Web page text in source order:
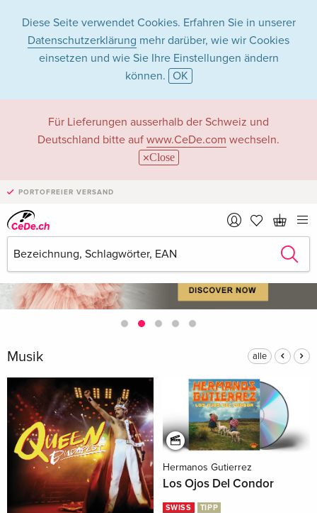
Diese Seite verwendet Cookies. Erfahren Sie in unserer
Datenschutzerklärung mehr darüber, wie wir Cookies
einsetzen und wie Sie Ihre Einstellungen ändern
können. OK
Für Lieferungen ausserhalb der Schweiz und
Deutschland bitte auf www.CeDe.com wechseln.
Close
PORTOFREIER VERSAND
Musik, Filme, Games, Bücher und mehr
Musik alle
Hermanos Gutierrez
Los Ojos Del Condor
SWISS TIPP